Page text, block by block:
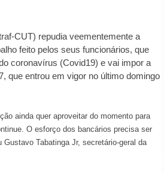
CUT) repudia veementemente a
feito pelos seus funcionários, que
coronavírus (Covid19) e vai impor a
que entrou em vigor no último domingo
ainda quer aproveitar do momento para
O esforço dos bancários precisa ser
Tabatinga Jr, secretário-geral da